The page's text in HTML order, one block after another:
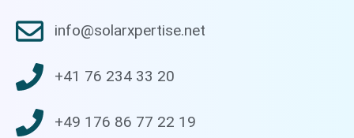
info@solarxpertise.net
+41 76 234 33 20
+49 176 86 77 22 19